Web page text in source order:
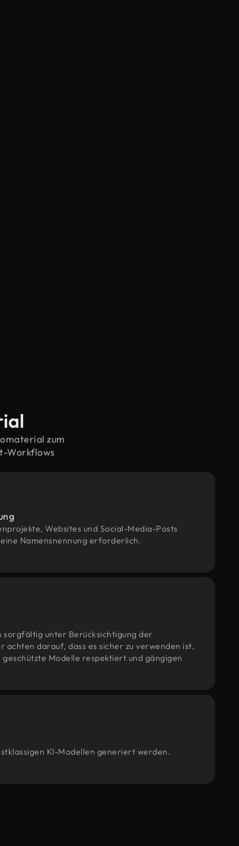
zum
Workflows
Websites und Social-Media-Posts
Namensnennung erforderlich.
sorgfältig unter Berücksichtigung der
darauf, dass es sicher zu verwenden ist,
Modelle respektiert und gängigen
KI-Modellen generiert werden.